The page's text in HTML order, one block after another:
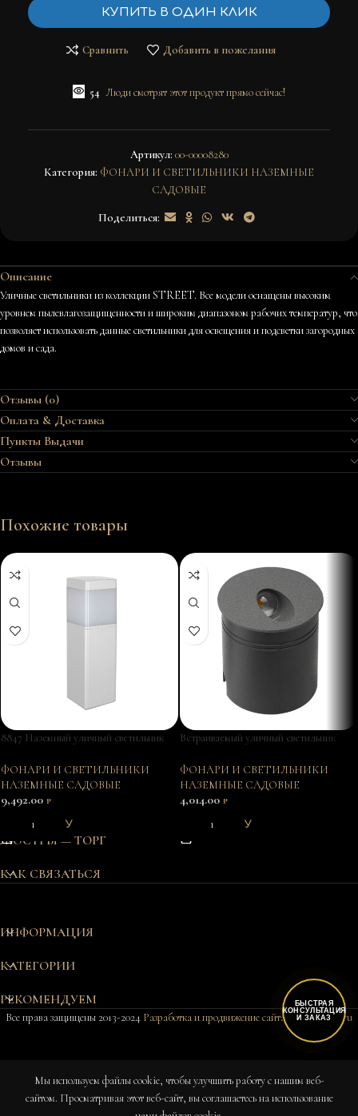
КУПИТЬ В ОДИН КЛИК
Сравнить Добавить в пожелания
54 Люди смотрят этот продукт прямо сейчас!
Артикул: 00-00008280
Категория: ФОНАРИ И СВЕТИЛЬНИКИ НАЗЕМНЫЕ
САДОВЫЕ
Поделиться:
Описание
Уличные светильники из коллекции STREET. Все модели оснащены высоким
уровнем пылевлагозащищенности и широким диапазоном рабочих температур, что
позволяет использовать данные светильники для освещения и подсветки загородных
домов и сада.
Отзывы (0)
Оплата & Доставка
Пункты Выдачи
Отзывы
Похожие товары
8847 Наземный уличный светильник
ФОНАРИ И СВЕТИЛЬНИКИ
НАЗЕМНЫЕ САДОВЫЕ
9,492.00 ₽
В КОРЗИНУ
Встраиваемый уличный светильник
ФОНАРИ И СВЕТИЛЬНИКИ
НАЗЕМНЫЕ САДОВЫЕ
4,014.00 ₽
В КОРЗИНУ
ЛЮСТРЫ — ТОРГ
КАК СВЯЗАТЬСЯ
ИНФОРМАЦИЯ
КАТЕГОРИИ
РЕКОМЕНДУЕМ
Все права защищены 2013-2024 Разработка и продвижение сайта Bukovkin-it.ru
Мы используем файлы cookie, чтобы улучшить работу с нашим веб-
сайтом. Просматривая этот веб-сайт, вы соглашаетесь на использование
BK/CL
черный/
6,850.00
2 в
0
БЫСТРАЯ
КОНСУЛЬТАЦИЯ
И ЗАКАЗ